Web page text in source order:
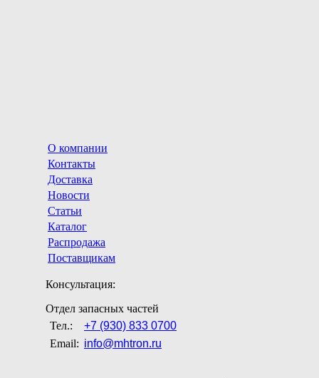
О компании
Контакты
Доставка
Новости
Статьи
Каталог
Распродажа
Поставщикам
Консультация:
Отдел запасных частей
Тел.:
+7 (930) 833 0700
Email: info@mhtron.ru